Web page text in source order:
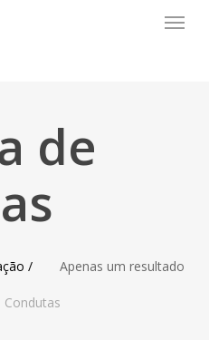
Menu
de
Apenas um resultado
/
Condutas